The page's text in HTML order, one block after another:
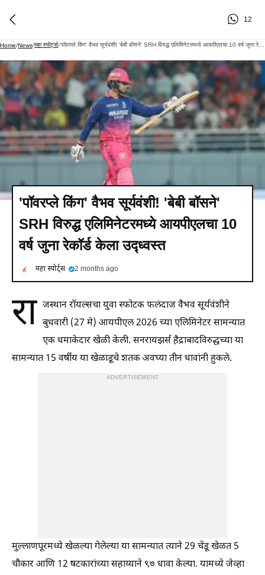
12
Home/News/महा स्पोर्ट्स/ 'पॉवरप्ले किंग' वैभव सूर्यवंशी! 'बेबी बॉसने' SRH विरुद्ध एलिमिनेटरमध्ये आयपीएलचा 10 वर्ष जुना रेकॉर्ड केला उद्ध्वस्त
'पॉवरप्ले किंग' वैभव सूर्यवंशी! 'बेबी बॉसने'
SRH विरुद्ध एलिमिनेटरमध्ये आयपीएलचा 10
वर्ष जुना रेकॉर्ड केला उद्ध्वस्त
महा स्पोर्ट्स 2 months ago
रा जस्थान रॉयल्सचा युवा स्फोटक फलंदाज वैभव सूर्यवंशीने
बुधवारी (27 मे) आयपीएल 2026 च्या एलिमिनेटर सामन्यात
एक धमाकेदार खेळी केली. सनरायझर्स हैद्राबादविरुद्धच्या या
सामन्यात 15 वर्षीय या खेळाडूचे शतक अवघ्या तीन धावांनी हुकले.
ADVERTISEMENT
मुल्लाणपूरमध्ये खेळल्या गेलेल्या या सामन्यात त्याने 29 चेंडू खेळत 5
चौकार आणि 12 षटकारांच्या सहाय्याने ९७ धावा केल्या. यामध्ये जेव्हा